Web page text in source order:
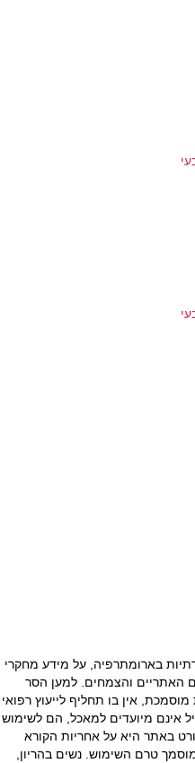
בארומתרפיה, על מידע מחקרי
האתריים והצמחים. למען הסר
אין בו תחליף לייעוץ רפואי
אינם מיועדים למאכל, הם לשימוש
באתר היא על אחריות הקורא
טרם השימוש. נשים בהריון,